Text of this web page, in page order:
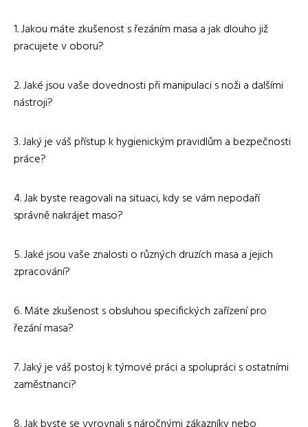
1. Jakou máte zkušenost s řezáním masa a jak dlouho již
pracujete v oboru?
2. Jaké jsou vaše dovednosti při manipulaci s noži a dalšími
nástroji?
3. Jaký je váš přístup k hygienickým pravidlům a bezpečnosti
práce?
4. Jak byste reagovali na situaci, kdy se vám nepodaří
správně nakrájet maso?
5. Jaké jsou vaše znalosti o různých druzích masa a jejich
zpracování?
6. Máte zkušenost s obsluhou specifických zařízení pro
řezání masa?
7. Jaký je váš postoj k týmové práci a spolupráci s ostatními
zaměstnanci?